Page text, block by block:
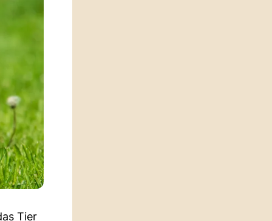
Tier